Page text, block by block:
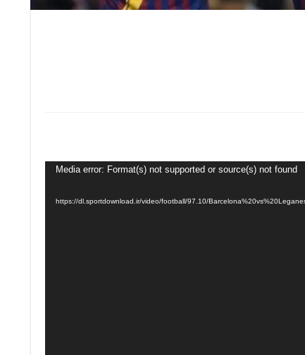
Media error: Format(s) not supported or source(s) not found